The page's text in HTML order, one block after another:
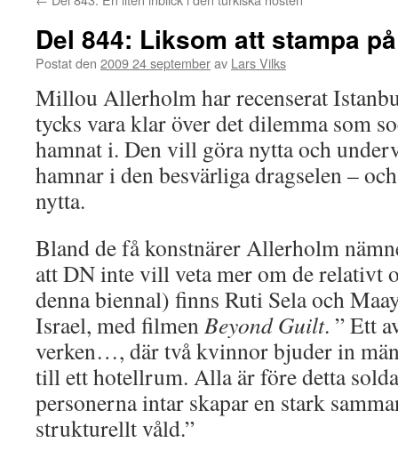
Del 844: Liksom att stampa
Postat den 2009 24 septemberav Lars Vilks
Millou Allerholm har recenserat
tycks vara klar över det dilemma som
hamnat i. Den vill göra nytta och
hamnar i den besvärliga dragselen –
nytta.
Bland de få konstnärer Allerholm
att DN inte vill veta mer om de relativt
denna biennal) finns Ruti Sela och
Israel, med filmenBeyond Guilt. ” Ett
verken…, där två kvinnor bjuder in
till ett hotellrum. Alla är före detta
personerna intar skapar en stark
strukturellt våld.”